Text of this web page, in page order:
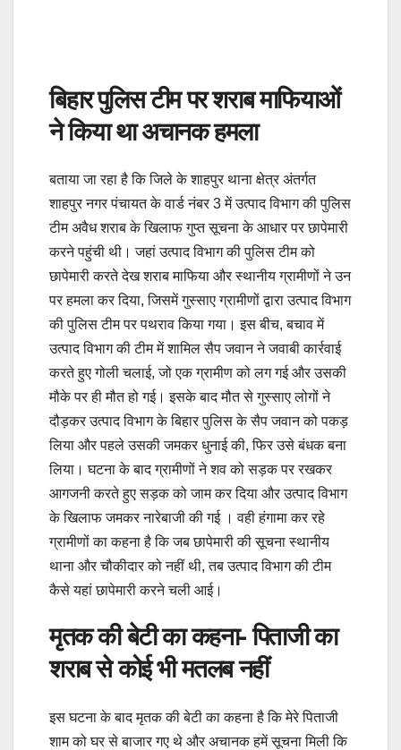
बिहार पुलिस टीम पर शराब माफियाओं
ने किया था अचानक हमला
बताया जा रहा है कि जिले के शाहपुर थाना क्षेत्र अंतर्गत
शाहपुर नगर पंचायत के वार्ड नंबर 3 में उत्पाद विभाग की पुलिस
टीम अवैध शराब के खिलाफ गुप्त सूचना के आधार पर छापेमारी
करने पहुंची थी। जहां उत्पाद विभाग की पुलिस टीम को
छापेमारी करते देख शराब माफिया और स्थानीय ग्रामीणों ने उन
पर हमला कर दिया, जिसमें गुस्साए ग्रामीणों द्वारा उत्पाद विभाग
की पुलिस टीम पर पथराव किया गया। इस बीच, बचाव में
उत्पाद विभाग की टीम में शामिल सैप जवान ने जवाबी कार्रवाई
करते हुए गोली चलाई, जो एक ग्रामीण को लग गई और उसकी
मौके पर ही मौत हो गई। इसके बाद मौत से गुस्साए लोगों ने
दौड़कर उत्पाद विभाग के बिहार पुलिस के सैप जवान को पकड़
लिया और पहले उसकी जमकर धुनाई की, फिर उसे बंधक बना
लिया। घटना के बाद ग्रामीणों ने शव को सड़क पर रखकर
आगजनी करते हुए सड़क को जाम कर दिया और उत्पाद विभाग
के खिलाफ जमकर नारेबाजी की गई । वही हंगामा कर रहे
ग्रामीणों का कहना है कि जब छापेमारी की सूचना स्थानीय
थाना और चौकीदार को नहीं थी, तब उत्पाद विभाग की टीम
कैसे यहां छापेमारी करने चली आई।
मृतक की बेटी का कहना- पिताजी का
शराब से कोई भी मतलब नहीं
इस घटना के बाद मृतक की बेटी का कहना है कि मेरे पिताजी
शाम को घर से बाजार गए थे और अचानक हमें सूचना मिली कि